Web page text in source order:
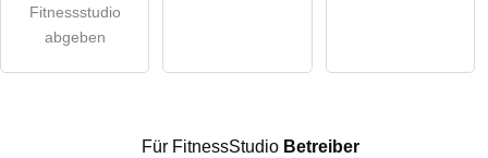
öffentliche Frage stellen
FitnessStudio-Eintrag zu stellen.
Fitnessstudio
abgeben
Für FitnessStudio Betreiber